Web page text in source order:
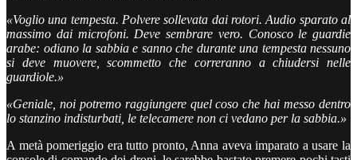
«Voglio una tempesta. Polvere sollevata dai rotori. Audio sparato al
massimo dai microfoni. Deve sembrare vero. Conosco le guardie
arabe: odiano la sabbia e sanno che durante una tempesta nessuno
si deve muovere, scommetto che correranno a chiudersi nelle
guardiole.»
«Geniale, noi potremo raggiungere quel coso che hai messo dentro
lo stanzino indisturbati, le telecamere non ci vedano per la sabbia.»
A metà pomeriggio era tutto pronto, Anna aveva imparato a usare la